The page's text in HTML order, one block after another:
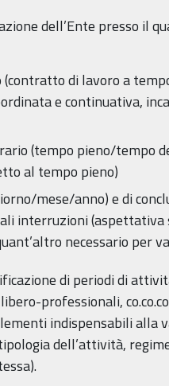
dell’Ente presso il
di lavoro a
e continuativa,
(tempo pieno/tempo
al tempo pieno)
mese/anno) e di
interruzioni (aspettativa
necessario per
di periodi di
professionali,
indispensabili alla
dell’attività,